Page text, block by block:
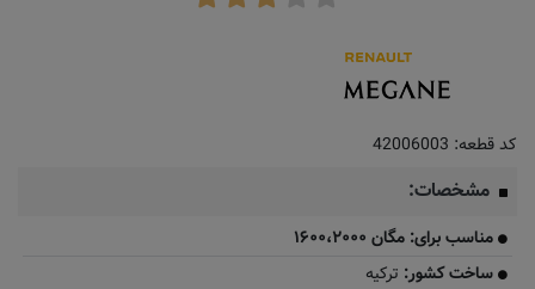
کد قطعه: 42006003
مشخصات:
مناسب برای: مگان ۱۶۰۰،۲۰۰۰
ساخت کشور: ترکیه